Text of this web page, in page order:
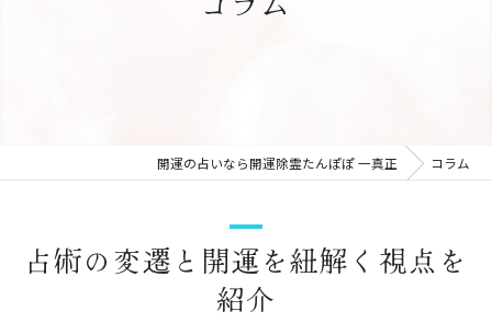
開運の占いなら開運除霊たんぽぽ 一真正 コラム
占術の変遷と開運を紐解く視点を
紹介